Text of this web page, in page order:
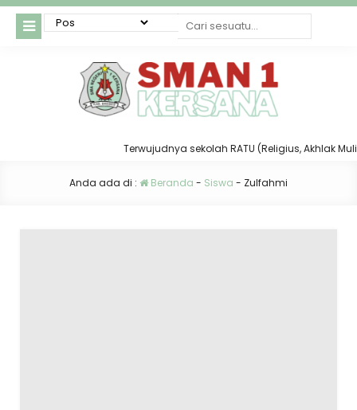
Terwujudnya sekolah RATU (Religius, Akhlak
Anda ada di : Beranda - Siswa - Zulfahmi